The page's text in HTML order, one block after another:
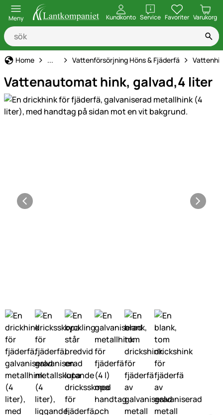
Meny Kundkonto ServiceöppnaFavoriter Varukorg
Home Vattenautomater Höns
... Vattenförsörjning Höns & Fjäderfä
Vattenautomat hink, galvad,4 liter
Produktgaleri